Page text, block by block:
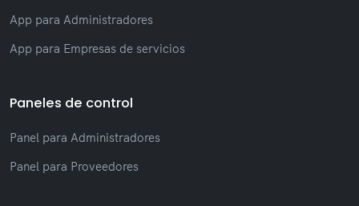
App para Administradores
App para Empresas de servicios
Paneles de control
Panel para Administradores
Panel para Proveedores